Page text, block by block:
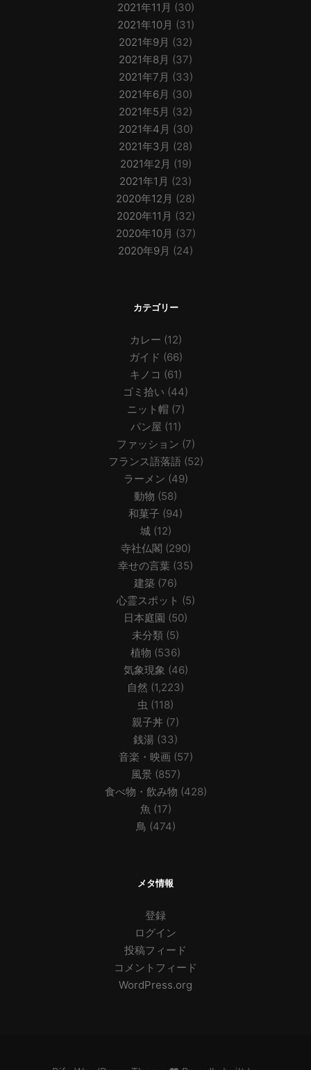
2021年11月 (30)
2021年10月 (31)
2021年9月 (32)
2021年8月 (37)
2021年7月 (33)
2021年6月 (30)
2021年5月 (32)
2021年4月 (30)
2021年3月 (28)
2021年2月 (19)
2021年1月 (23)
2020年12月 (28)
2020年11月 (32)
2020年10月 (37)
2020年9月 (24)
カテゴリー
カレー (12)
ガイド (66)
キノコ (61)
ゴミ拾い (44)
ニット帽 (7)
パン屋 (11)
ファッション (7)
フランス語落語 (52)
ラーメン (49)
動物 (58)
和菓子 (94)
城(12)
寺社仏閣 (290)
幸せの言葉 (35)
建築 (76)
心霊スポット (5)
日本庭園 (50)
未分類 (5)
植物 (536)
気象現象 (46)
自然 (1,223)
虫 (118)
親子丼 (7)
銭湯 (33)
音楽・映画 (57)
風景(857)
食べ物・飲み物 (428)
魚 (17)
鳥 (474)
メタ情報
登録
ログイン
投稿フィード
コメントフィード
WordPress.org